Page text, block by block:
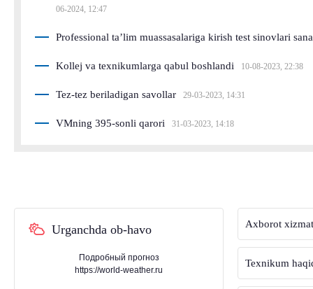
06-2024, 12:47
Professional ta’lim muassasalariga kirish test sinovlari
Kollej va texnikumlarga qabul boshlandi 10-08-2023, 22:38
Tez-tez beriladigan savollar 29-03-2023, 14:31
VMning 395-sonli qarori 31-03-2023, 14:18
Urganchda ob-havo
Подробный прогноз
https://world-weather.ru
Axborot
Texnikum